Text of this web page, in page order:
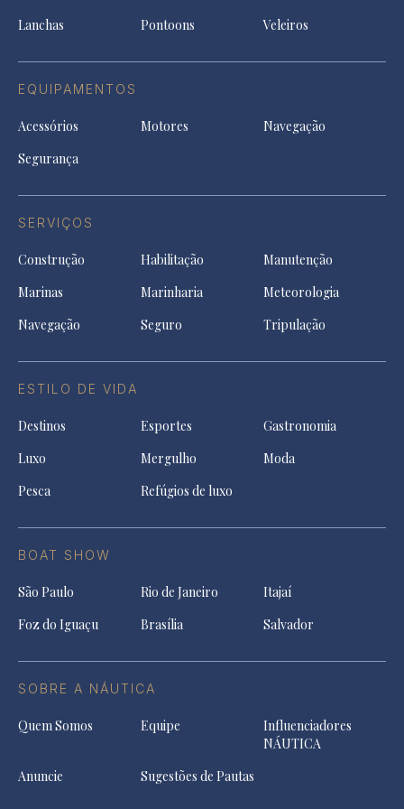
Lanchas
Pontoons Veleiros
EQUIPAMENTOS
Acessórios Motores
Navegação
Segurança
SERVIÇOS
Construção Habilitação
Manutenção
Marinas
Marinharia
Meteorologia
Navegação
Seguro Tripulação
ESTILO DE VIDA
Destinos Esportes
Gastronomia
Luxo
Mergulho
Moda
Pesca
Refúgios de luxo
BOAT SHOW
São Paulo Rio de Janeiro
Itajaí
Foz do Iguaçu
Brasília Salvador
SOBRE A NÁUTICA
Quem Somos Equipe
Influenciadores
NÁUTICA
Anuncie
Sugestões de Pautas